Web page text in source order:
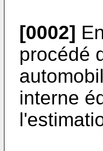
[0002]
procédé
interne